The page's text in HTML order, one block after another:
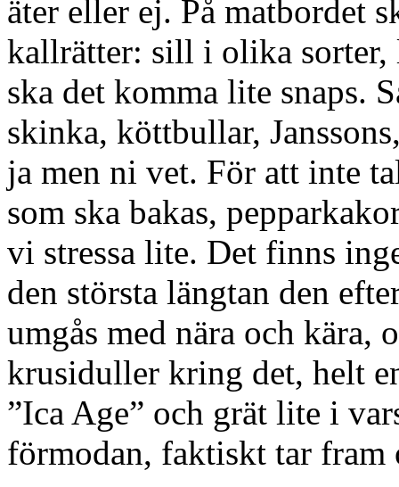
äter eller ej. På matbordet
kallrätter: sill i olika
ska det komma lite snaps.
skinka, köttbullar,
ja men ni vet. För att inte
som ska bakas,
vi stressa lite. Det finns
den största längtan den
umgås med nära och kära,
krusiduller kring det, helt
”Ica Age” och grät lite i
förmodan, faktiskt tar fram